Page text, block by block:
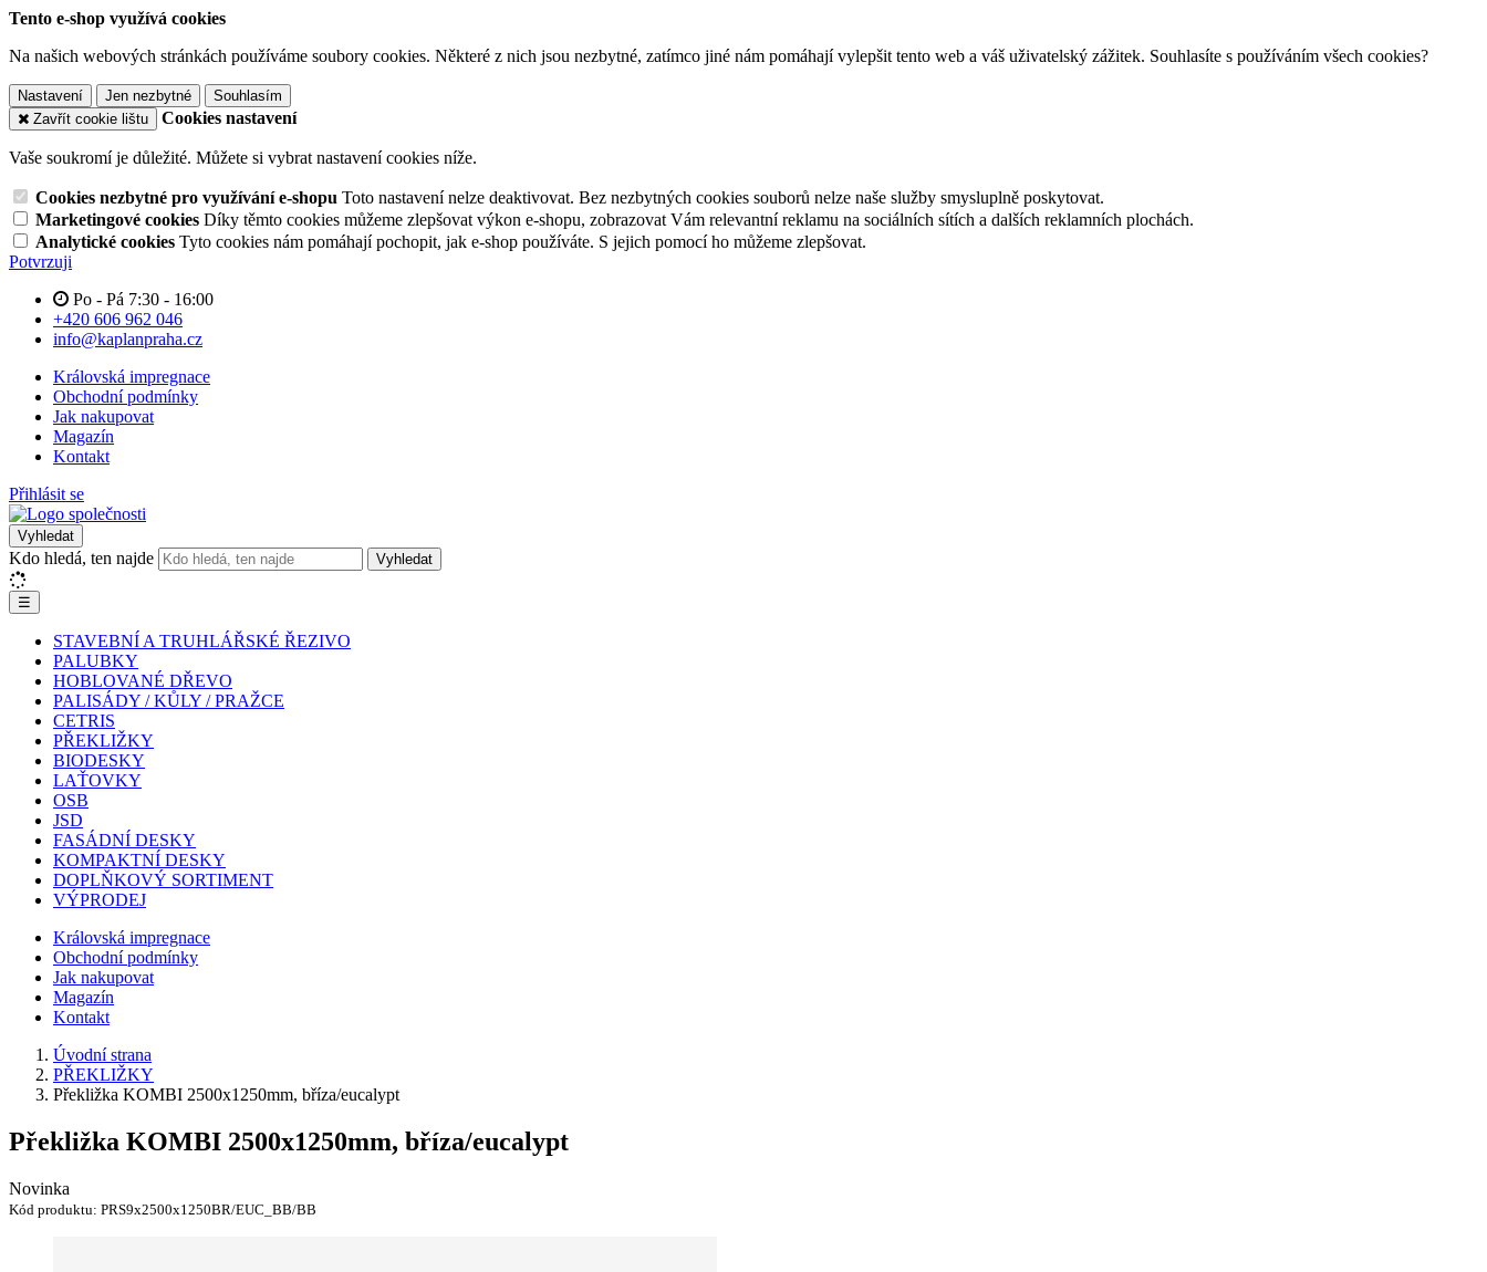
Tento e-shop využívá cookies
Na našich webových stránkách používáme soubory cookies. Některé z nich jsou nezbytné, zatímco jiné nám pomáhají vylepšit tento web a váš uživatelský zážitek. Souhlasíte s používáním všech cookies?
Nastavení Jen nezbytné
Souhlasím
Zavřít cookie lištu
Cookies nastavení
Vaše soukromí je důležité. Můžete si vybrat nastavení cookies níže.
Cookies nezbytné pro využívání e-shopu Toto nastavení nelze deaktivovat. Bez nezbytných cookies souborů nelze naše služby smysluplně poskytovat.
Marketingové cookies Díky těmto cookies můžeme zlepšovat výkon e-shopu, zobrazovat Vám relevantní reklamu na sociálních sítích a dalších reklamních plochách.
Analytické cookies Tyto cookies nám pomáhají pochopit, jak e-shop používáte. S jejich pomocí ho můžeme zlepšovat.
Potvrzuji
Po - Pá 7:30 - 16:00
+420 606 962 046
info@kaplanpraha.cz
Královská impregnace
Obchodní podmínky
Jak nakupovat
Magazín
Kontakt
Přihlásit se
Vyhledat
Kdo hledá, ten najde Vyhledat
☰
STAVEBNÍ A TRUHLÁŘSKÉ ŘEZIVO
PALUBKY
HOBLOVANÉ DŘEVO
PALISÁDY / KŮLY / PRAŽCE
CETRIS
PŘEKLIŽKY
BIODESKY
LAŤOVKY
OSB
JSD
FASÁDNÍ DESKY
KOMPAKTNÍ DESKY
DOPLŇKOVÝ SORTIMENT
VÝPRODEJ
Královská impregnace
Obchodní podmínky
Jak nakupovat
Magazín
Kontakt
Úvodní strana
PŘEKLIŽKY
Překližka KOMBI 2500x1250mm, bříza/eucalypt
Překližka KOMBI 2500x1250mm, bříza/eucalypt
Novinka
Kód produktu: PRS9x2500x1250BR/EUC_BB/BB